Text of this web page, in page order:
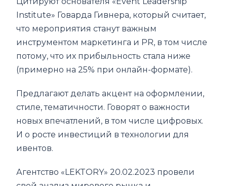
Institute» Говарда Гивнера, который считает,
что мероприятия станут важным
инструментом маркетинга и PR, в том числе
потому, что их прибыльность стала ниже
(примерно на 25% при онлайн-формате).
Предлагают делать акцент на оформлении,
стиле, тематичности. Говорят о важности
новых впечатлений, в том числе цифровых.
И о росте инвестиций в технологии для
ивентов.
Агентство «LEKTORY» 20.02.2023 провели